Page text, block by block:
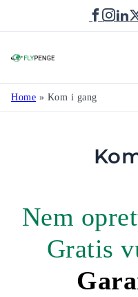
Home » Kom i gang
Nem
Gratis